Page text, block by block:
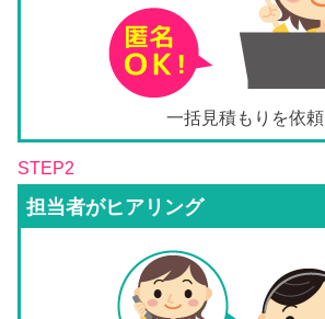
一括見積もりを依頼
STEP2
担当者がヒアリング